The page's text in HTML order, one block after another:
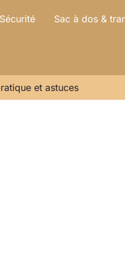
Sécurité Sac à dos &
et astuces